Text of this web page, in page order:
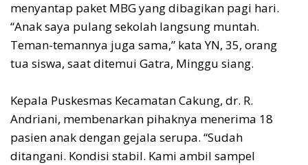
menyantap paket MBG yang dibagikan pagi hari.
“Anak saya pulang sekolah langsung muntah.
Teman-temannya juga sama,” kata YN, 35, orang
tua siswa, saat ditemui Gatra, Minggu siang.
Kepala Puskesmas Kecamatan Cakung, dr. R.
Andriani, membenarkan pihaknya menerima 18
pasien anak dengan gejala serupa. “Sudah
ditangani. Kondisi stabil. Kami ambil sampel